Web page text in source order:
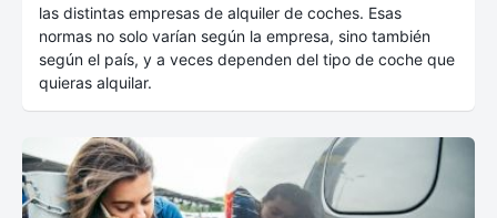
las distintas empresas de alquiler de coches. Esas
normas no solo varían según la empresa, sino también
según el país, y a veces dependen del tipo de coche que
quieras alquilar.